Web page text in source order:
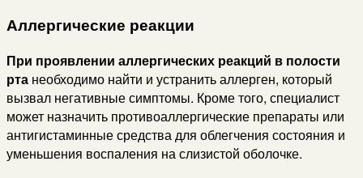
Аллергические реакции
При проявлении аллергических реакций в полости
рта необходимо найти и устранить аллерген, который
вызвал негативные симптомы. Кроме того, специалист
может назначить противоаллергические препараты или
антигистаминные средства для облегчения состояния и
уменьшения воспаления на слизистой оболочке.